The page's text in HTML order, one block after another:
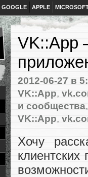
GOOGLE APPLE
VK::App
2012-06-27 в
VK::App,
и сообщества
VK::App,
Хочу